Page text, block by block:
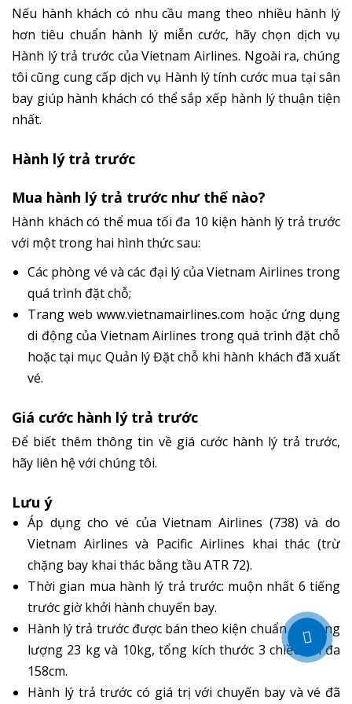
Nếu hành khách có nhu cầu mang theo nhiều hành lý
hơn tiêu chuẩn hành lý miễn cước, hãy chọn dịch vụ
Hành lý trả trước của Vietnam Airlines. Ngoài ra, chúng
tôi cũng cung cấp dịch vụ Hành lý tính cước mua tại sân
bay giúp hành khách có thể sắp xếp hành lý thuận tiện
nhất.
Hành lý trả trước
Mua hành lý trả trước như thế nào?
Hành khách có thể mua tối đa 10 kiện hành lý trả trước
với một trong hai hình thức sau:
Các phòng vé và các đại lý của Vietnam Airlines trong
quá trình đặt chỗ;
Trang web www.vietnamairlines.com hoặc ứng dụng
di động của Vietnam Airlines trong quá trình đặt chỗ
hoặc tại mục Quản lý Đặt chỗ khi hành khách đã xuất
vé.
Giá cước hành lý trả trước
Để biết thêm thông tin về giá cước hành lý trả trước,
hãy liên hệ với chúng tôi.
Lưu ý
Áp dụng cho vé của Vietnam Airlines (738) và do
Vietnam Airlines và Pacific Airlines khai thác (trừ
chặng bay khai thác bằng tầu ATR 72).
Thời gian mua hành lý trả trước: muộn nhất 6 tiếng
trước giờ khởi hành chuyến bay.
Hành lý trả trước được bán theo kiện chuẩn có trọng
lượng 23 kg và 10kg, tổng kích thước 3 chiều tối đa
158cm.
Hành lý trả trước có giá trị với chuyến bay và vé đã